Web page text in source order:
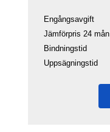
Engångsavgift
Jämförpris 24 mån
Bindningstid
Uppsägningstid